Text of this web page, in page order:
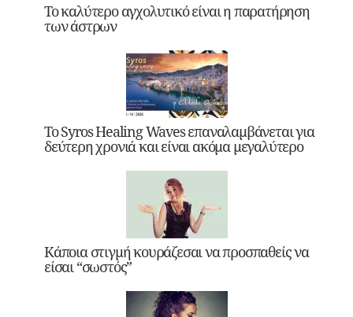
Το καλύτερο αγχολυτικό είναι η παρατήρηση
των άστρων
Το Syros Healing Waves επαναλαμβάνεται για
δεύτερη χρονιά και είναι ακόμα μεγαλύτερο
Κάποια στιγμή κουράζεσαι να προσπαθείς να
είσαι “σωστός”